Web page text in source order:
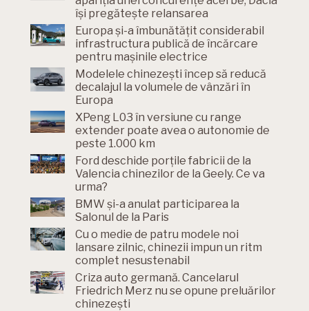
își pregătește relansarea
Europa și-a îmbunătățit considerabil
infrastructura publică de încărcare
pentru mașinile electrice
Modelele chinezești încep să reducă
decalajul la volumele de vânzări în
Europa
XPeng L03 în versiune cu range
extender poate avea o autonomie de
peste 1.000 km
Ford deschide porțile fabricii de la
Valencia chinezilor de la Geely. Ce va
urma?
BMW și-a anulat participarea la
Salonul de la Paris
Cu o medie de patru modele noi
lansare zilnic, chinezii impun un ritm
complet nesustenabil
Criza auto germană. Cancelarul
Friedrich Merz nu se opune preluărilor
chinezești